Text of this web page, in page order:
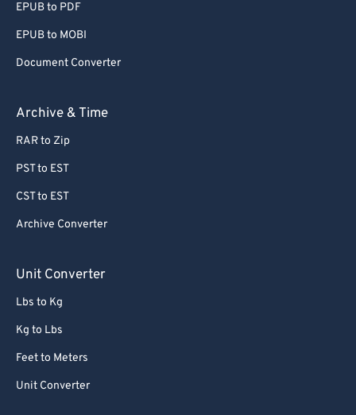
EPUB to PDF
EPUB to MOBI
Document Converter
Archive & Time
RAR to Zip
PST to EST
CST to EST
Archive Converter
Unit Converter
Lbs to Kg
Kg to Lbs
Feet to Meters
Unit Converter